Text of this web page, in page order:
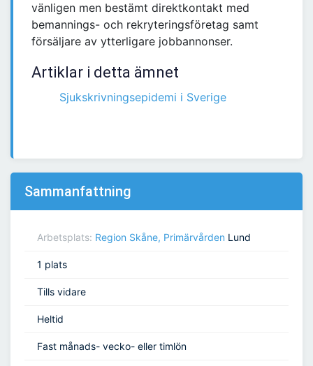
vänligen men bestämt direktkontakt med
bemannings- och rekryteringsföretag samt
försäljare av ytterligare jobbannonser.
Artiklar i detta ämnet
Sjukskrivningsepidemi i Sverige
Sammanfattning
Arbetsplats: Region Skåne, Primärvården Lund
1 plats
Tills vidare
Heltid
Fast månads- vecko- eller timlön